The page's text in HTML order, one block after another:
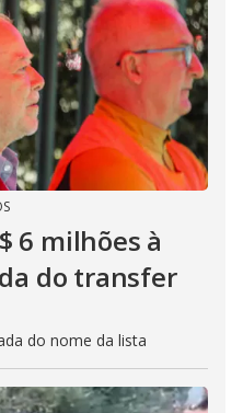
6 milhões à
do transfer
do nome da lista